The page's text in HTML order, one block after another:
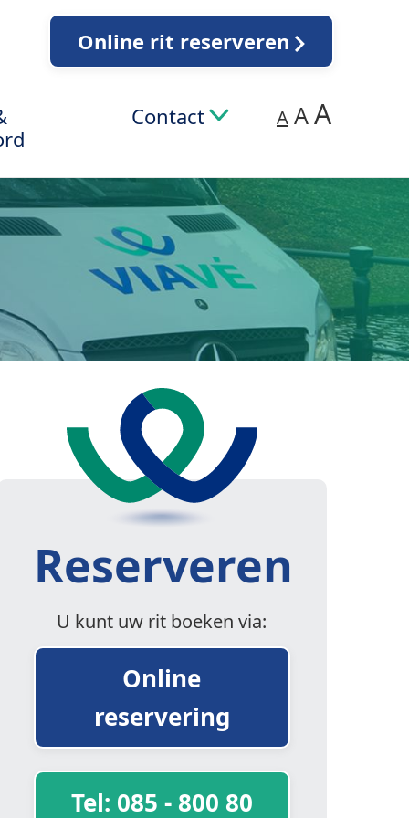
Online rit reserveren
Contact A AA
Reserveren
U kunt uw rit boeken via:
Online
reservering
Tel: 085 - 800 80